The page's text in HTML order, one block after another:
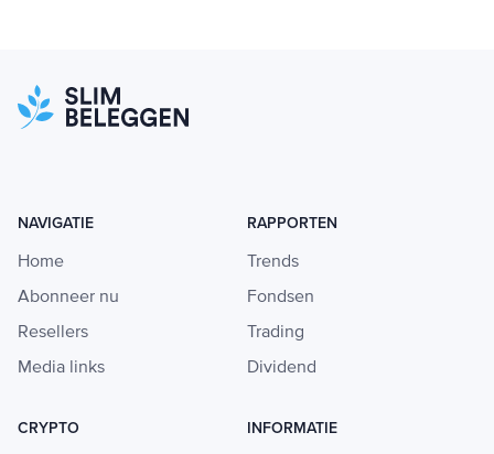
NAVIGATIE
Home
Abonneer nu
Resellers
Media links
RAPPORTEN
Trends
Fondsen
Trading
Dividend
CRYPTO INFORMATIE